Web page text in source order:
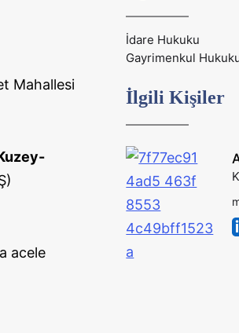
Mahallesi
acele
İdare Hukuku
Gayrimenkul
İlgili Kişiler